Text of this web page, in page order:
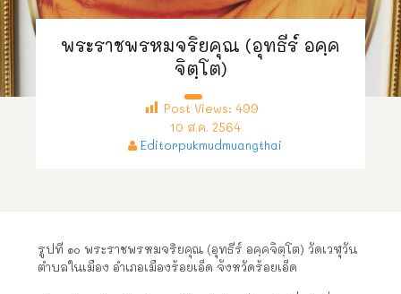
พระราชพรหมจริยคุณ (อุทธีร์ อคฺค
จิตฺโต)
Post Views: 499
10 ส.ค. 2564
Editorpukmudmuangthai
รูปที่ ๑๐ พระราชพรหมจริยคุณ (อุทธีร์ อคฺคจิตฺโต) วัดเวฬุวัน
ตำบลในเมือง อำเภอเมืองร้อยเอ็ด จังหวัดร้อยเอ็ด